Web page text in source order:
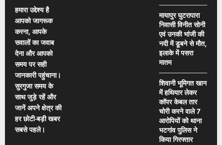
हमारा उद्देश्य है
आपको जागरूक
करना, आपके
सवालों का जवाब
देना और आपको
समय पर सही
जानकारी पहुंचाना।
सुरगुजा समय के
साथ जुड़े रहें और
जानें अपने क्षेत्र की
हर छोटी-बड़ी खबर
सबसे पहले।
मायापुर घुटरापारा
निवासी विनीत सोनी
एवं उनकी भांजी की
नदी में डूबने से मौत,
इलाके में पसरा
मातम
शिवानी भूमिगत खान
में हथियार लेकर
कॉपर केबल तार
चोरी करने वाले 7
आरोपियों को थाना
भटगांव पुलिस ने
किया गिरफ्तार